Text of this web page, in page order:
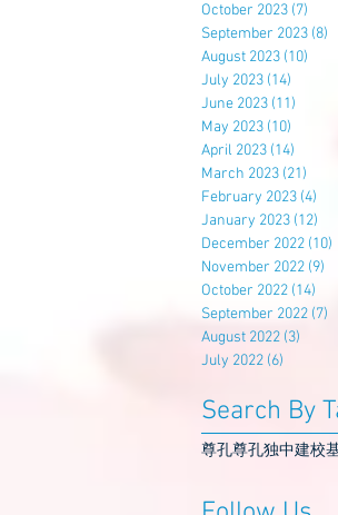
October 2023 (7)
September 2023 (8)
August 2023 (10)
July 2023 (14)
June 2023 (11)
May 2023 (10)
April 2023 (14)
March 2023 (21)
February 2023 (4)
January 2023 (12)
December 2022 (10)
November 2022 (9)
October 2022 (14)
September 2022 (7)
August 2022 (3)
July 2022 (6)
Search By
尊孔尊孔独中建校